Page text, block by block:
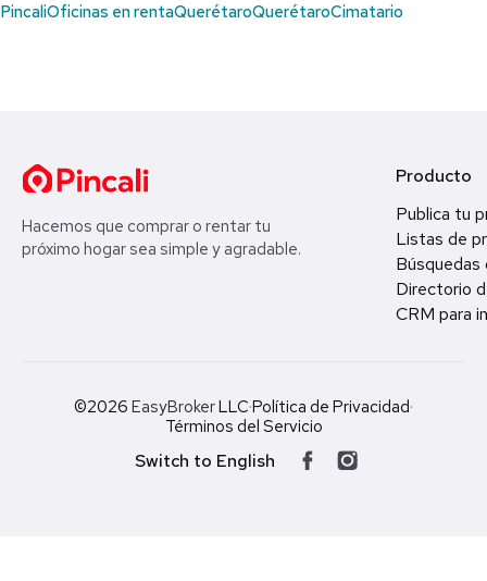
PincaliOficinas en rentaQuerétaroQuerétaroCimatario
Hacemos que comprar o rentar tu
próximo hogar sea simple y agradable.
Producto
Publica tu
Listas de
Búsquedas
Directorio
CRM para
©2026 EasyBrokerLLC·Política de Privacidad·
Términos del Servicio
Switch to English